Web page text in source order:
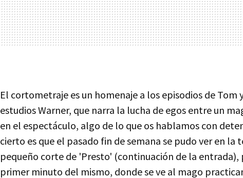
El cortometraje es un homenaje a los episodios de Tom
estudios Warner, que narra la lucha de egos entre un
en el espectáculo, algo de lo que os hablamos con
cierto es que el pasado fin de semana se pudo ver en la
pequeño corte de 'Presto' (continuación de la
primer minuto del mismo, donde se ve al mago